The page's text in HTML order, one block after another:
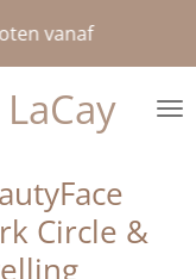
vanaf
Circle &